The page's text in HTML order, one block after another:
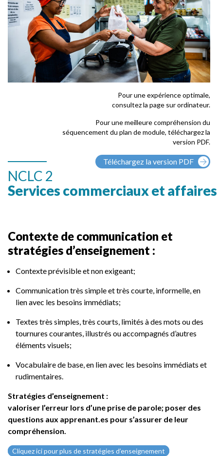
Pour une expérience optimale,
consultez la page sur ordinateur.
Pour une meilleure compréhension du
séquencement du plan de module, téléchargez la
version PDF.
Téléchargez la version PDF
NCLC 2
Services commerciaux et affaires
Contexte de communication et
stratégies d’enseignement :
Contexte prévisible et non exigeant;
Communication très simple et très courte, informelle, en
lien avec les besoins immédiats;
Textes très simples, très courts, limités à des mots ou des
tournures courantes, illustrés ou accompagnés d’autres
éléments visuels;
Vocabulaire de base, en lien avec les besoins immédiats et
rudimentaires.
Stratégies d’enseignement :
valoriser l’erreur lors d’une prise de parole; poser des
questions aux apprenant.es pour s’assurer de leur
compréhension.
Cliquez ici pour plus de stratégies d’enseignement